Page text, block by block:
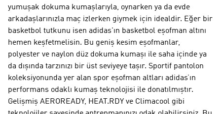
yumuşak dokuma kumaşlarıyla, oynarken ya da evde
arkadaşlarınızla maç izlerken giymek için idealdir. Eğer bir
basketbol tutkunu isen adidas'ın basketbol eşofman altını
hemen keşfetmelisin. Bu geniş kesim eşofmanlar,
polyester ve naylon düz dokuma kumaşı ile saha içinde ya
da dışında tarzınızı bir üst seviyeye taşır. Sportif pantolon
koleksiyonunda yer alan spor eşofman altları adidas’ın
performans odaklı kumaş teknolojisi ile donatılmıştır.
Gelişmiş AEROREADY, HEAT.RDY ve Climacool gibi